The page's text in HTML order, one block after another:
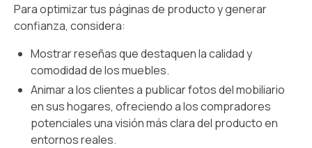
Para optimizar tus páginas de producto y generar
confianza, considera:
Mostrar reseñas que destaquen la calidad y
comodidad de los muebles.
Animar a los clientes a publicar fotos del mobiliario
en sus hogares, ofreciendo a los compradores
potenciales una visión más clara del producto en
entornos reales.